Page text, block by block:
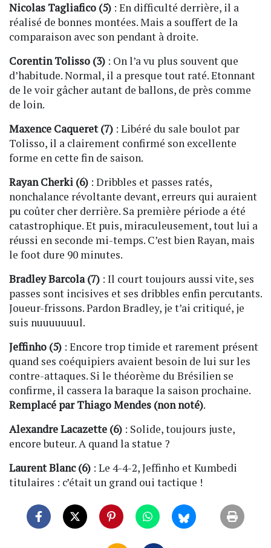
Nicolas Tagliafico (5) : En difficulté derrière, il a
réalisé de bonnes montées. Mais a souffert de la
comparaison avec son pendant à droite.
Corentin Tolisso (3) : On l’a vu plus souvent que
d’habitude. Normal, il a presque tout raté. Etonnant
de le voir gâcher autant de ballons, de près comme
de loin.
Maxence Caqueret (7) : Libéré du sale boulot par
Tolisso, il a clairement confirmé son excellente
forme en cette fin de saison.
Rayan Cherki (6) : Dribbles et passes ratés,
nonchalance révoltante devant, erreurs qui auraient
pu coûter cher derrière. Sa première période a été
catastrophique. Et puis, miraculeusement, tout lui a
réussi en seconde mi-temps. C’est bien Rayan, mais
le foot dure 90 minutes.
Bradley Barcola (7) : Il court toujours aussi vite, ses
passes sont incisives et ses dribbles enfin percutants.
Joueur-frissons. Pardon Bradley, je t’ai critiqué, je
suis nuuuuuuul.
Jeffinho (5) : Encore trop timide et rarement présent
quand ses coéquipiers avaient besoin de lui sur les
contre-attaques. Si le théorème du Brésilien se
confirme, il cassera la baraque la saison prochaine.
Remplacé par Thiago Mendes (non noté).
Alexandre Lacazette (6) : Solide, toujours juste,
encore buteur. A quand la statue ?
Laurent Blanc (6) : Le 4-4-2, Jeffinho et Kumbedi
titulaires : c’était un grand oui tactique !